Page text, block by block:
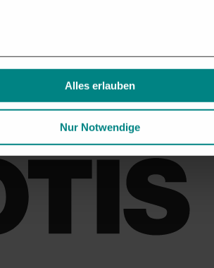
Alles erlauben
Nur Notwendige